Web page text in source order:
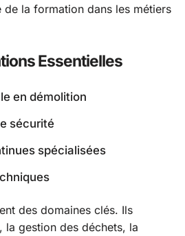
de la formation dans les métiers
Essentielles
en démolition
sécurité
spécialisées
des domaines clés. Ils
la gestion des déchets, la